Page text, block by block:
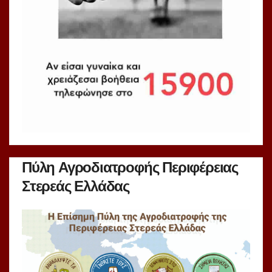
Πύλη Αγροδιατροφής Περιφέρειας
Στερεάς Ελλάδας